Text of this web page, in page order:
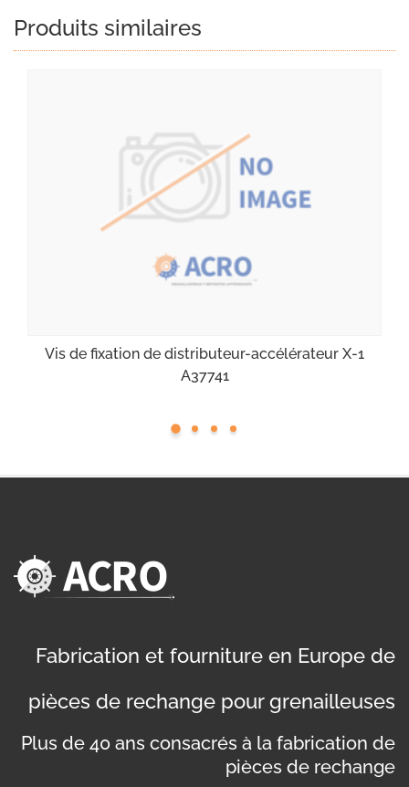
Produits similaires
Vis de fixation de distributeur-accélérateur X-1
A37741
Fabrication et fourniture en Europe de
pièces de rechange pour grenailleuses
Plus de 40 ans consacrés à la fabrication de
pièces de rechange